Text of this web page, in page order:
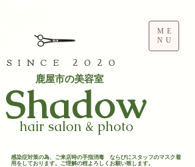
SINCE 2020
​Shadow
hair salon & photo
ME
NU
鹿屋市の美容室
​感染症対策の為、ご来店時の手指消毒 ならびにスタッフのマスク着
用をしております。ご理解の程よろしくお願い致します。​